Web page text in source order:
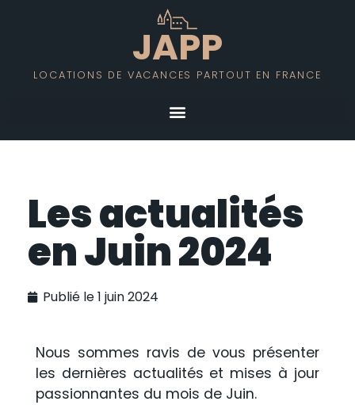
JAPP
LOCATIONS DE VACANCES PARTOUT EN FRANCE
Les actualités
en Juin 2024
Publié le1 juin 2024
Nous sommes ravis de vous présenter
les dernières actualités et mises à jour
passionnantes du mois de Juin.